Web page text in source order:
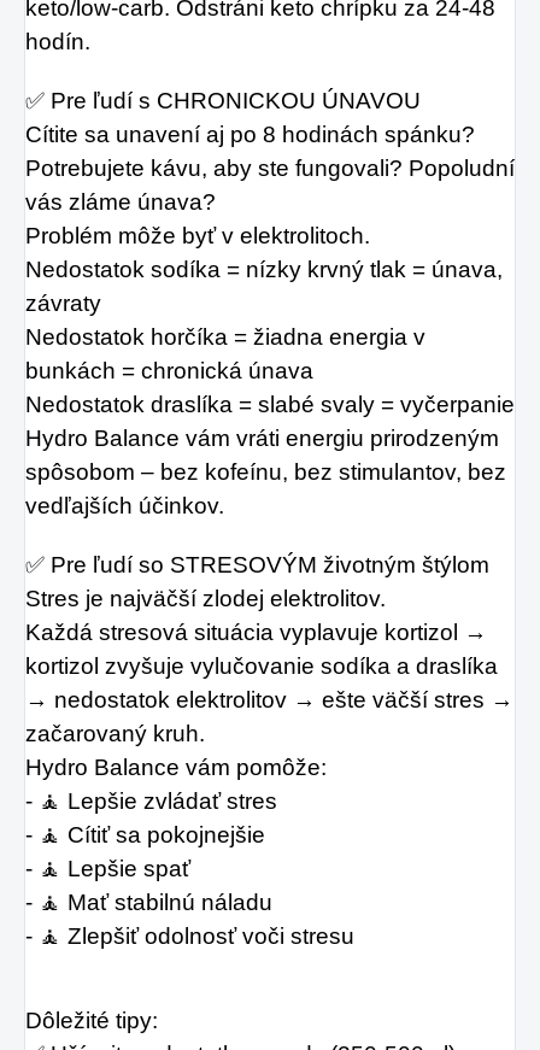
keto/low-carb. Odstráni keto chrípku za 24-48
hodín.
✅ Pre ľudí s CHRONICKOU ÚNAVOU
Cítite sa unavení aj po 8 hodinách spánku?
Potrebujete kávu, aby ste fungovali? Popoludní
vás zláme únava?
Problém môže byť v elektrolitoch.
Nedostatok sodíka = nízky krvný tlak = únava,
závraty
Nedostatok horčíka = žiadna energia v
bunkách = chronická únava
Nedostatok draslíka = slabé svaly = vyčerpanie
Hydro Balance vám vráti energiu prirodzeným
spôsobom – bez kofeínu, bez stimulantov, bez
vedľajších účinkov.
✅ Pre ľudí so STRESOVÝM životným štýlom
Stres je najväčší zlodej elektrolitov.
Každá stresová situácia vyplavuje kortizol →
kortizol zvyšuje vylučovanie sodíka a draslíka
→ nedostatok elektrolitov → ešte väčší stres →
začarovaný kruh.
Hydro Balance vám pomôže:
- 🧘 Lepšie zvládať stres
- 🧘 Cítiť sa pokojnejšie
- 🧘 Lepšie spať
- 🧘 Mať stabilnú náladu
- 🧘 Zlepšiť odolnosť voči stresu
Dôležité tipy: